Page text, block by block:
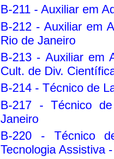
B-211 - Auxiliar em
B-212 - Auxiliar em
Rio de Janeiro
B-213 - Auxiliar em
Cult. de Div.
B-214 - Técnico de
B-217 - Técnico
Janeiro
B-220 - Técnico
Tecnologia Assistiva